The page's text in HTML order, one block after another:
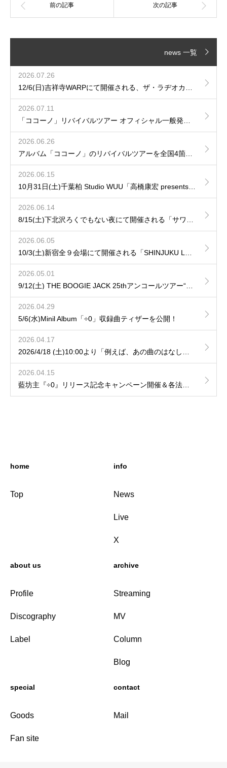
news 一覧
2026.07.26
2026.07.11
2026.06.26
2026.06.15
2026.06.14
2026.06.05
2026.05.01
2026.04.29
5/6(水)Minil Album「÷0」収録曲ティザーを公開！
2026.04.17
2026.04.15
home
Top
info
News
Live
X
about us
Profile
Discography
Label
archive
Streaming
MV
Column
Blog
special
Goods
Fan site
contact
Mail